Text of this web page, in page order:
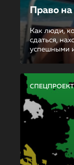
Право на
Как люди,
сдаться,
успешными
СПЕЦПРОЕКТ